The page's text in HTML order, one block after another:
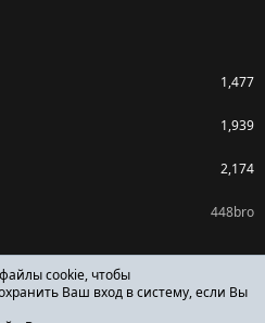
1,477
1,939
2,174
448bro
cookie, чтобы
Ваш вход в систему, если Вы